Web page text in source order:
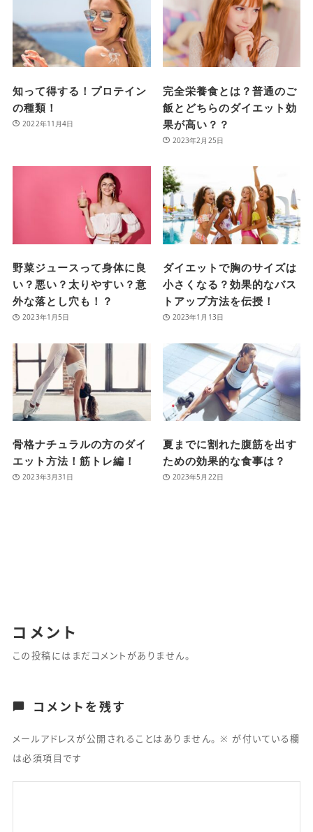
知って得する！プロテイン
の種類！
2022年11月4日
完全栄養食とは？普通のご
飯とどちらのダイエット効
果が高い？？
2023年2月25日
野菜ジュースって身体に良
い？悪い？太りやすい？意
外な落とし穴も！？
2023年1月5日
ダイエットで胸のサイズは
小さくなる？効果的なバス
トアップ方法を伝授！
2023年1月13日
骨格ナチュラルの方のダイ
エット方法！筋トレ編！
2023年3月31日
夏までに割れた腹筋を出す
ための効果的な食事は？
2023年5月22日
コメント
この投稿にはまだコメントがありません。
コメントを残す
メールアドレスが公開されることはありません。 ※ が付いている欄
は必須項目です